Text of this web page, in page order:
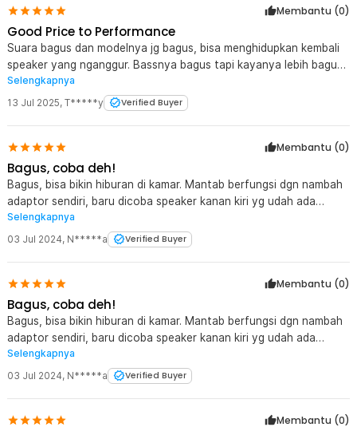
Membantu (0)
Good Price to Performance
Suara bagus dan modelnya jg bagus, bisa menghidupkan kembali
speaker yang nganggur. Bassnya bagus tapi kayanya lebih bagus
lagi klo pake super bass subwoofer nih cuma blum tau caranya.
Selengkapnya
13 Jul 2025, T*****y Verified Buyer
Membantu (0)
Bagus, coba deh!
Bagus, bisa bikin hiburan di kamar. Mantab berfungsi dgn nambah
adaptor sendiri, baru dicoba speaker kanan kiri yg udah ada
woofer saja mantab, apalagi ditambah subwoofer, pengen yg
item kok selalu habis. Belum beruntung wkwkwk, Makasih jaknot.
Selengkapnya
03 Jul 2024, N*****a Verified Buyer
Membantu (0)
Bagus, coba deh!
Bagus, bisa bikin hiburan di kamar. Mantab berfungsi dgn nambah
adaptor sendiri, baru dicoba speaker kanan kiri yg udah ada
woofer saja mantab, apalagi ditambah subwoofer, pengen yg
item kok selalu habis. Belum beruntung wkwkwk, Makasih jaknot.
Selengkapnya
03 Jul 2024, N*****a Verified Buyer
Membantu (0)